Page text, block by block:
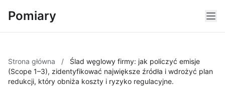
Pomiary
Strona główna /
Ślad węglowy firmy: jak policzyć emisje
(Scope 1–3), zidentyfikować największe źródła i wdrożyć plan
redukcji, który obniża koszty i ryzyko regulacyjne.